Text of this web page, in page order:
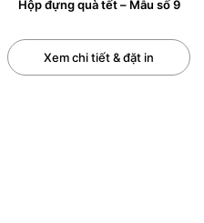
Hộp đựng quà tết – Mẫu số 9
Xem chi tiết & đặt in